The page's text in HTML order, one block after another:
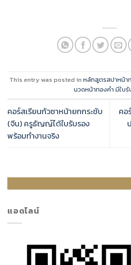
This entry was posted in หลักสูตรสปาหน้า
นวดหน้าทองคำ มีใบรั
คอร์สเรียนกัวซาหน้ายกกระชับ
(จีน) ครูธัญญ์ได้ใบรับรอง
พร้อมทำงานจริง
คอ
แอดไลน์